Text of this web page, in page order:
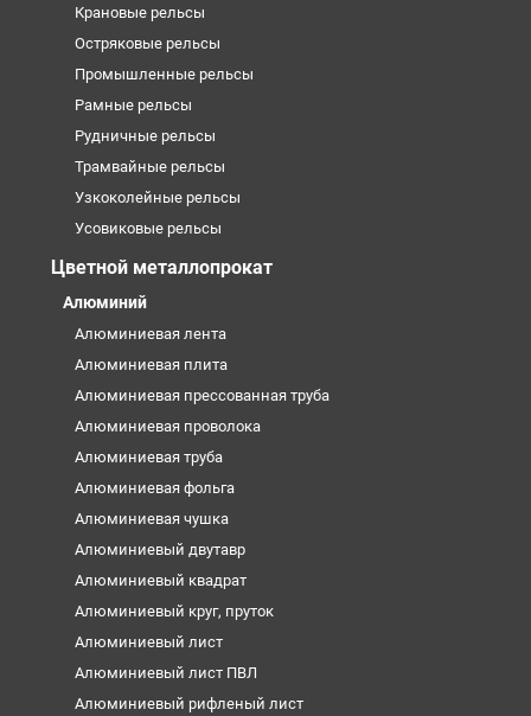
Крановые рельсы
Остряковые рельсы
Промышленные рельсы
Рамные рельсы
Рудничные рельсы
Трамвайные рельсы
Узкоколейные рельсы
Усовиковые рельсы
Цветной металлопрокат
Алюминий
Алюминиевая лента
Алюминиевая плита
Алюминиевая прессованная труба
Алюминиевая проволока
Алюминиевая труба
Алюминиевая фольга
Алюминиевая чушка
Алюминиевый двутавр
Алюминиевый квадрат
Алюминиевый круг, пруток
Алюминиевый лист
Алюминиевый лист ПВЛ
Алюминиевый рифленый лист